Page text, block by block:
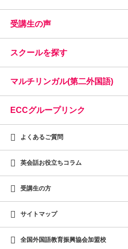
受講生の声
スクールを探す
マルチリンガル(第二外国語)
ECCグループリンク
よくあるご質問
英会話お役立ちコラム
受講生の方
サイトマップ
全国外国語教育振興協会加盟校